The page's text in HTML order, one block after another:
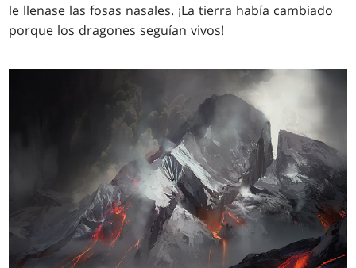
le llenase las fosas nasales. ¡La tierra había cambiado
porque los dragones seguían vivos!